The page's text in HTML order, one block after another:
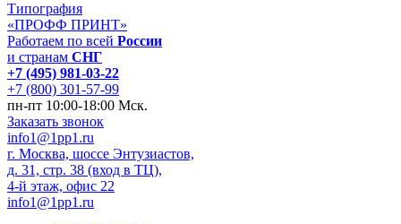
Типография
«ПРОФФ ПРИНТ»
Работаем по всей России
и странам СНГ
+7 (495) 981-03-22
+7 (800) 301-57-99
пн-пт 10:00-18:00 Мск.
Заказать звонок
info1@1pp1.ru
г. Москва, шоссе Энтузиастов,
д. 31, стр. 38 (вход в ТЦ),
4-й этаж, офис 22
info1@1pp1.ru